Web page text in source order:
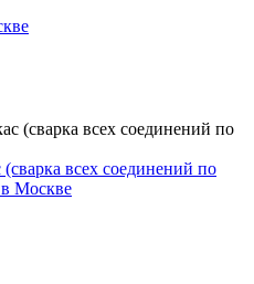
всех соединений по
Москве